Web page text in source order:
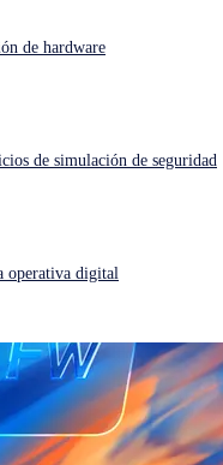
ayuda ahora mismo
de hardware
de simulación de seguridad
operativa digital
cloud (BYOL) instances
restrictions as part of
by CPU core count.